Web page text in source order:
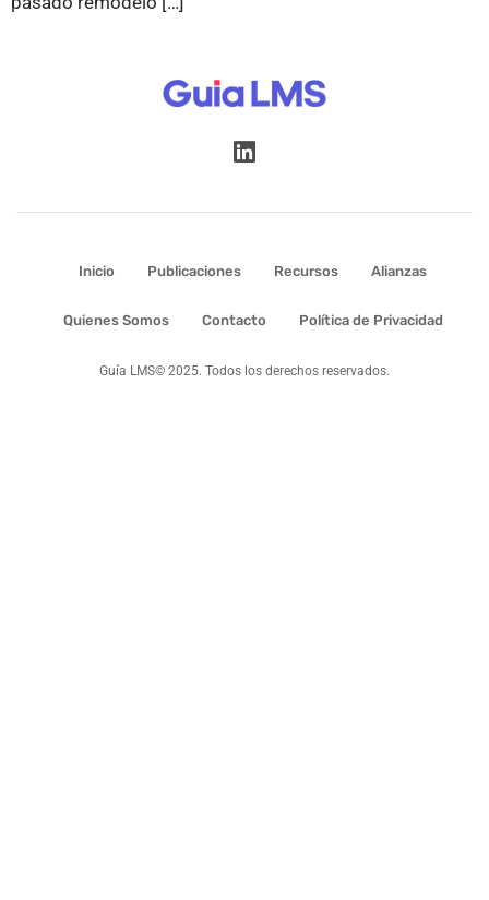
Inicio Publicaciones Recursos Alianzas
Quienes Somos Contacto Política de Privacidad
Guía LMS© 2025. Todos los derechos reservados.